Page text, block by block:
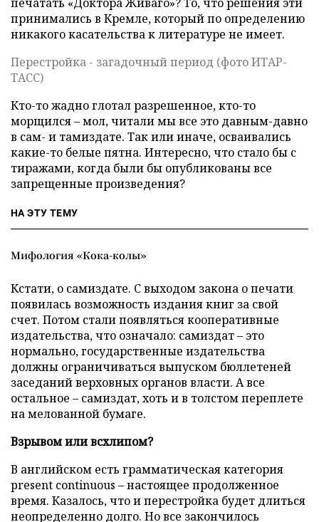
принимались в Кремле, который по определению
никакого касательства к литературе не имеет.
Перестройка - загадочный период (фото ИТАР-
ТАСС)
Кто-то жадно глотал разрешенное, кто-то
морщился – мол, читали мы все это давным-давно
в сам- и тамиздате. Так или иначе, осваивались
какие-то белые пятна. Интересно, что стало бы с
тиражами, когда были бы опубликованы все
запрещенные произведения?
НА ЭТУ ТЕМУ
Мифология «Кока-колы»
Кстати, о самиздате. С выходом закона о печати
появилась возможность издания книг за свой
счет. Потом стали появляться кооперативные
издательства, что означало: самиздат – это
нормально, государственные издательства
должны ограничиваться выпуском бюллетеней
заседаний верховных органов власти. А все
остальное – самиздат, хоть и в толстом переплете
на мелованной бумаге.
Взрывом или всхлипом?
В английском есть грамматическая категория
present cоntinuous – настоящее продолженное
время. Казалось, что и перестройка будет длиться
неопределенно долго. Но все закончилось